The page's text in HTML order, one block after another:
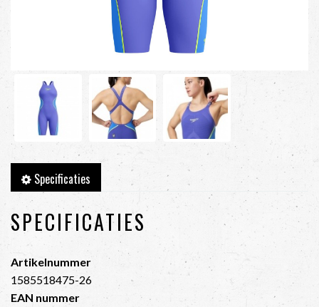
Specificaties
SPECIFICATIES
Artikelnummer
1585518475-26
EAN nummer